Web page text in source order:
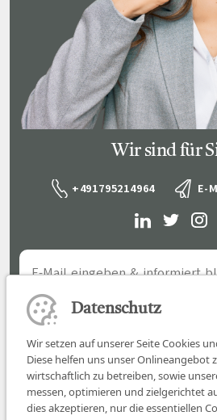
Wir sind für
+491795214964 E-
Datenschutz
Wir setzen auf unserer Seite Cookies
Diese helfen uns unser Onlineangebot
wirtschaftlich zu betreiben, sowie
messen, optimieren und zielgerichtet
dies akzeptieren, nur die essentiellen